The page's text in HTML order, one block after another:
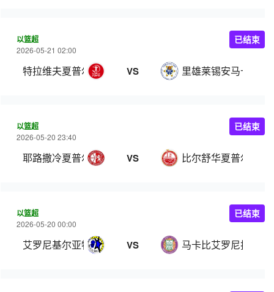
以篮超
2026-05-21 02:00
特拉维夫夏普尔 VS 里雄莱锡安马卡比
已结束
以篮超
2026-05-20 23:40
耶路撒冷夏普尔 VS 比尔舒华夏普尔
已结束
以篮超
2026-05-20 00:00
艾罗尼基尔亚特阿塔 VS 马卡比艾罗尼拉马特
已结束